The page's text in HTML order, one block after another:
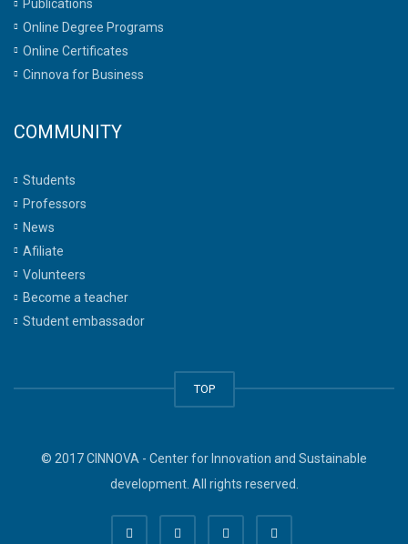
Publications
Online Degree Programs
Online Certificates
Cinnova for Business
COMMUNITY
Students
Professors
News
Afiliate
Volunteers
Become a teacher
Student embassador
TOP
© 2017 CINNOVA - Center for Innovation and Sustainable
development. All rights reserved.